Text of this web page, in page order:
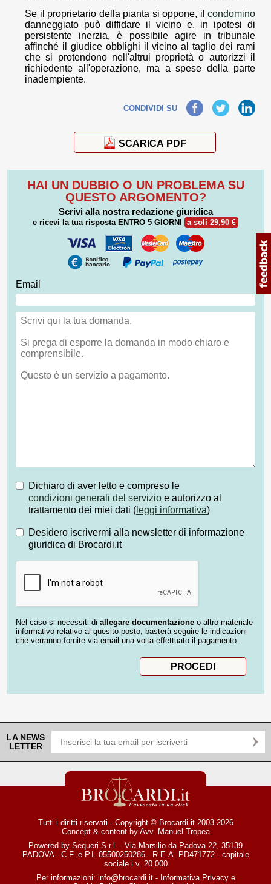
Se il proprietario della pianta si oppone, il condomino
danneggiato può diffidare il vicino e, in ipotesi di
persistente inerzia, è possibile agire in tribunale
affinché il giudice obblighi il vicino al taglio dei rami
che si protendono nell'altrui proprietà o autorizzi il
richiedente all'operazione, ma a spese della parte
inadempiente.
CONDIVIDI SUFacebook TwitterLinkedIn
SCARICA PDF
HAI UN DUBBIO O UN PROBLEMA SU
QUESTO ARGOMENTO?
Scrivi alla nostra redazione giuridica
e ricevi la tua risposta ENTRO 5 GIORNI a soli 29,90 €
Email
Dichiaro di aver letto e compreso le
condizioni generali del servizio e autorizzo al
trattamento dei miei dati ( leggi informativa)
Desidero iscrivermi alla newsletter di informazione
giuridica di Brocardi.it
Nel caso si necessiti di allegare documentazione o altro materiale
informativo relativo al quesito posto, basterà seguire le indicazioni
che verranno fornite via email una volta effettuato il pagamento.
LA NEWS
LETTER
Tutti i diritti riservati - Copyright © Brocardi.it 2003-2026
Concept & content by Avv. Manuel Tropea
Powered by Sequeri S.r.l. - Via Marsilio da Padova 22, 35139
PADOVA - C.F. e P.I. 05500250286 - R.E.A. PD471772 - capitale
sociale i.v. 20.000
Per informazioni: info@brocardi.it- Informativa Privacye